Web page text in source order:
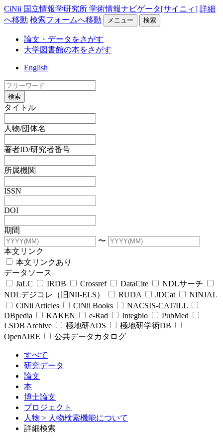
CiNii 国立情報学研究所 学術情報ナビゲータ[サイニィ] 詳細
へ移動 検索フォームへ移動 メニュー 検索
論文・データをさがす
大学図書館の本をさがす
English
検索
タイトル
人物/団体名
著者ID/研究者番号
所属機関
ISSN
DOI
期間
〜
本文リンク
本文リンクあり
データソース
JaLC
IRDB Crossref DataCite
NDLサーチ
NDLデジコレ（旧NII-ELS）
RUDA JDCat
NINJAL
CiNii Articles
CiNii Books
NACSIS-CAT/ILL
DBpedia
KAKEN e-Rad Integbio
PubMed
LSDB Archive
極地研ADS
極地研学術DB
OpenAIRE
公共データカタログ
すべて
研究データ
論文
本
博士論文
プロジェクト
人物 > 人物検索機能について
詳細検索